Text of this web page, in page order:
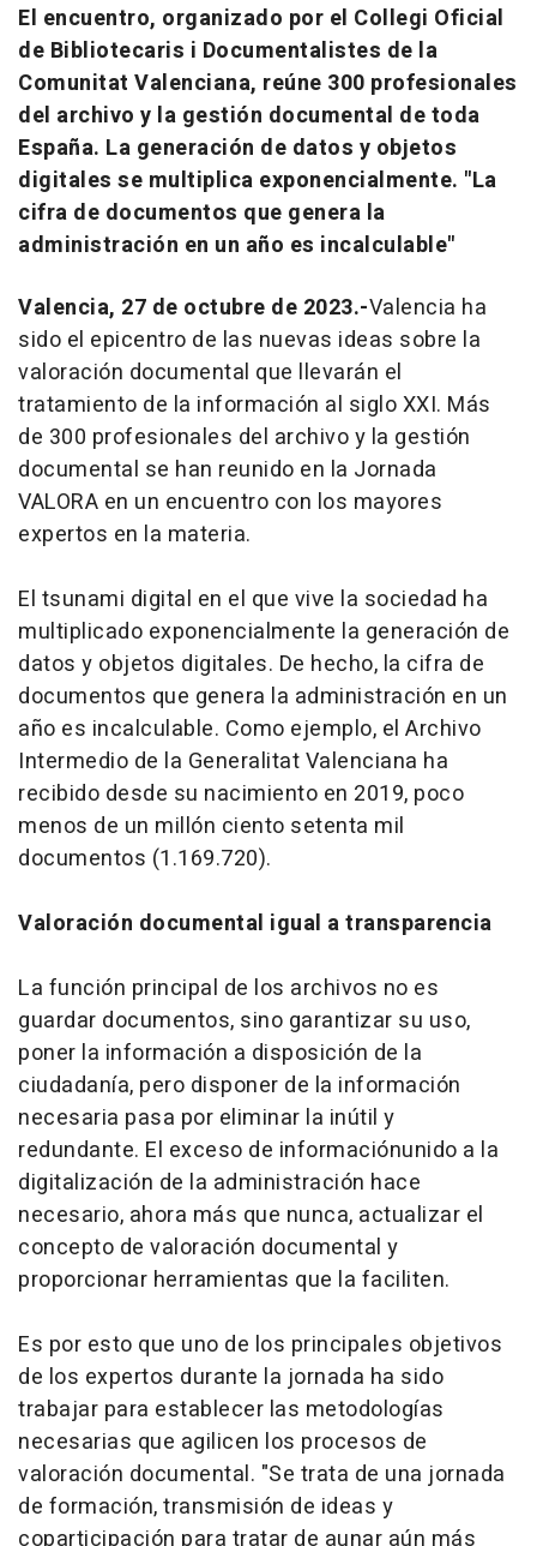
El encuentro, organizado por el Collegi Oficial
de Bibliotecaris i Documentalistes de la
Comunitat Valenciana, reúne 300 profesionales
del archivo y la gestión documental de toda
España. La generación de datos y objetos
digitales se multiplica exponencialmente. "La
cifra de documentos que genera la
administración en un año es incalculable"
Valencia, 27 de octubre de 2023.-Valencia ha
sido el epicentro de las nuevas ideas sobre la
valoración documental que llevarán el
tratamiento de la información al siglo XXI. Más
de 300 profesionales del archivo y la gestión
documental se han reunido en la Jornada
VALORA en un encuentro con los mayores
expertos en la materia.
El tsunami digital en el que vive la sociedad ha
multiplicado exponencialmente la generación de
datos y objetos digitales. De hecho, la cifra de
documentos que genera la administración en un
año es incalculable. Como ejemplo, el Archivo
Intermedio de la Generalitat Valenciana ha
recibido desde su nacimiento en 2019, poco
menos de un millón ciento setenta mil
documentos (1.169.720).
Valoración documental igual a transparencia
La función principal de los archivos no es
guardar documentos, sino garantizar su uso,
poner la información a disposición de la
ciudadanía, pero disponer de la información
necesaria pasa por eliminar la inútil y
redundante. El exceso de informaciónunido a la
digitalización de la administración hace
necesario, ahora más que nunca, actualizar el
concepto de valoración documental y
proporcionar herramientas que la faciliten.
Es por esto que uno de los principales objetivos
de los expertos durante la jornada ha sido
trabajar para establecer las metodologías
necesarias que agilicen los procesos de
valoración documental. "Se trata de una jornada
de formación, transmisión de ideas y
coparticipación para tratar de aunar aún más